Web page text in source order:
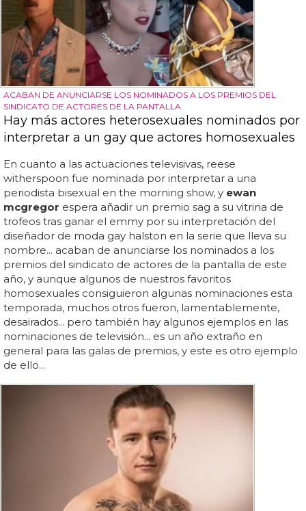
ACABAN DE ANUNCIARSE LOS NOMINADOS A LOS PREMIOS DEL
SINDICATO DE ACTORES DE LA PANTALLA
Hay más actores heterosexuales nominados por
interpretar a un gay que actores homosexuales
En cuanto a las actuaciones televisivas, reese
witherspoon fue nominada por interpretar a una
periodista bisexual en the morning show, y ewan
mcgregor espera añadir un premio sag a su vitrina de
trofeos tras ganar el emmy por su interpretación del
diseñador de moda gay halston en la serie que lleva su
nombre... acaban de anunciarse los nominados a los
premios del sindicato de actores de la pantalla de este
año, y aunque algunos de nuestros favoritos
homosexuales consiguieron algunas nominaciones esta
temporada, muchos otros fueron, lamentablemente,
desairados... pero también hay algunos ejemplos en las
nominaciones de televisión... es un año extraño en
general para las galas de premios, y este es otro ejemplo
de ello...